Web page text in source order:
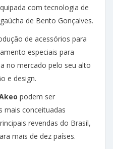
com tecnologia de
de Bento Gonçalves.
de acessórios para
especiais para
no mercado pelo seu alto
e design.
podem ser
mais conceituadas
revendas do Brasil,
mais de dez países.